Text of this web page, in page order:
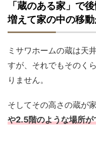
「蔵のある家」で
増えて家の中の移
ミサワホームの蔵は天
すが、それでもそのく
りません。
そしてその高さの蔵が
や2.5階のような場所が